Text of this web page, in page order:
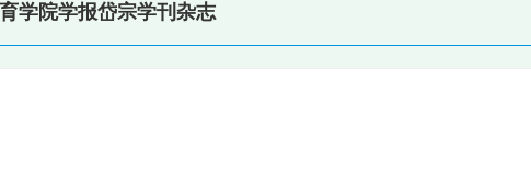
学院学报岱宗学刊杂志